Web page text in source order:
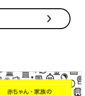
です。日本全体を見て
測しています。
に行けない、友だちと
ストレスケアができな